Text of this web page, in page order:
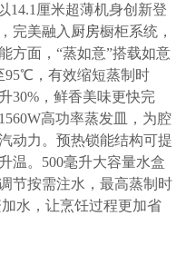
14.1厘米超薄机身创新登
完美融入 厨房橱柜系统，
方面，“蒸如意”搭载如意
95℃，有效缩短蒸制时
30%，鲜香美味更快完
高功率蒸发皿，为腔
动力。预热锁能结构可提
温。500毫升大容量水盒
节按需注水，最高蒸制时
水，让烹饪过程更加省